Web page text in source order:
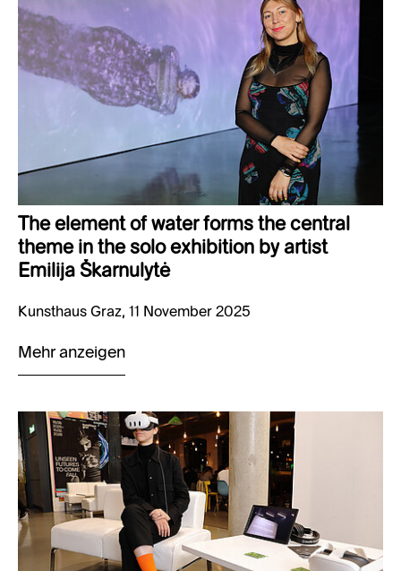
The element of water forms the central
theme in the solo exhibition by artist
Emilija Škarnulytė
Kunsthaus Graz, 11 November 2025
Mehr anzeigen